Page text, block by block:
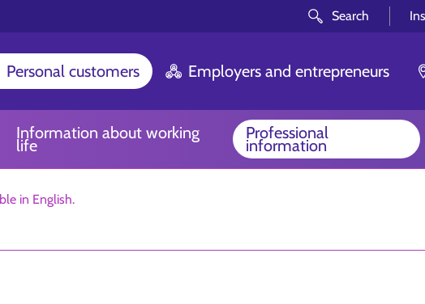
Search
Personal customers Employers and entrepreneurs
Information about working
life
Professional
information
in English.